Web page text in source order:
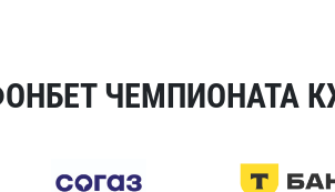
ЧЕМПИОНАТА